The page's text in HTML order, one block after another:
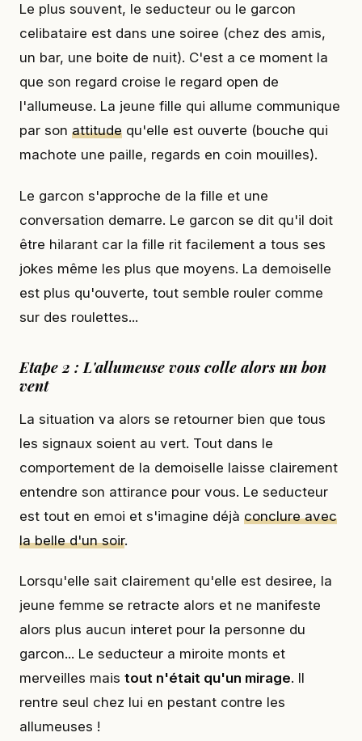
Le plus souvent, le seducteur ou le garcon
celibataire est dans une soiree (chez des amis,
un bar, une boite de nuit). C'est a ce moment la
que son regard croise le regard open de
l'allumeuse. La jeune fille qui allume communique
par son attitude qu'elle est ouverte (bouche qui
machote une paille, regards en coin mouilles).
Le garcon s'approche de la fille et une
conversation demarre. Le garcon se dit qu'il doit
être hilarant car la fille rit facilement a tous ses
jokes même les plus que moyens. La demoiselle
est plus qu'ouverte, tout semble rouler comme
sur des roulettes...
Etape 2 : L'allumeuse vous colle alors un bon
vent
La situation va alors se retourner bien que tous
les signaux soient au vert. Tout dans le
comportement de la demoiselle laisse clairement
entendre son attirance pour vous. Le seducteur
est tout en emoi et s'imagine déjà conclure avec
la belle d'un soir.
Lorsqu'elle sait clairement qu'elle est desiree, la
jeune femme se retracte alors et ne manifeste
alors plus aucun interet pour la personne du
garcon... Le seducteur a miroite monts et
merveilles mais tout n'était qu'un mirage. Il
rentre seul chez lui en pestant contre les
allumeuses !